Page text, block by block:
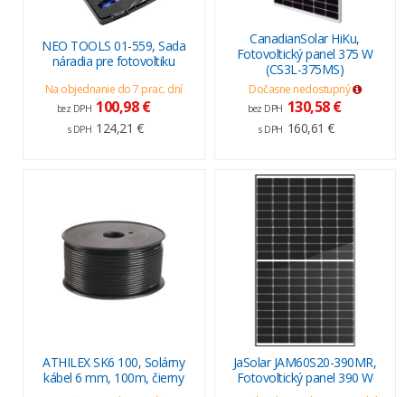
NEO TOOLS 01-559, Sada
náradia pre fotovoltiku
Na objednanie do 7 prac. dní
bez DPH 100,98 €
s DPH 124,21 €
CanadianSolar HiKu,
Fotovoltický panel 375 W
(CS3L-375MS)
Dočasne nedostupný
bez DPH 130,58 €
s DPH 160,61 €
ATHILEX SK6 100, Solárny
kábel 6 mm, 100m, čierny
JaSolar JAM60S20-390MR,
Fotovoltický panel 390 W